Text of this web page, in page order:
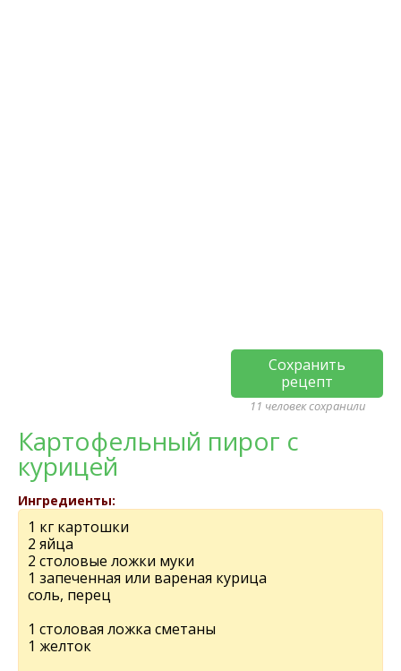
Сохранить
рецепт
11 человек сохранили
Картофельный пирог с
курицей
Ингредиенты:
1 кг картошки
2 яйца
2 столовые ложки муки
1 запеченная или вареная курица
соль, перец
1 столовая ложка сметаны
1 желток